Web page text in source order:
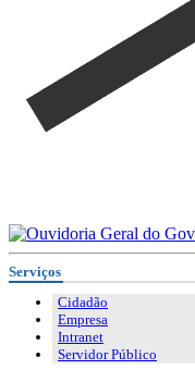
Serviços
Cidadão
Empresa
Intranet
Servidor Público